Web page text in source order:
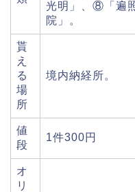
光明」、⑧「遍
院」。
貰
え
る
場
所
境内納経所。
値
段
1件300円
オ
リ